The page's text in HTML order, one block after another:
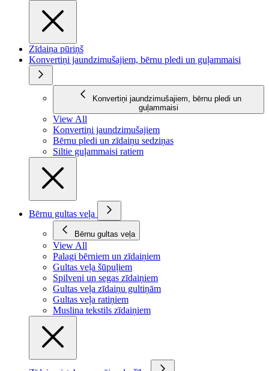
Zīdaiņa pūriņš
Konvertiņi jaundzimušajiem, bērnu pledi un guļammaisi
Konvertiņi jaundzimušajiem, bērnu pledi un
guļammaisi
View All
Konvertiņi jaundzimušajiem
Bērnu pledi un zīdaiņu sedziņas
Siltie guļammaisi ratiem
Bērnu gultas veļa
Bērnu gultas veļa
View All
Palagi bērniem un zīdaiņiem
Gultas veļa šūpuļiem
Spilveni un segas zīdaiņiem
Gultas veļa zīdaiņu gultiņām
Gultas veļa ratiņiem
Muslina tekstils zīdaiņiem